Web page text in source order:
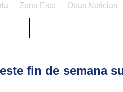
Zona Este Otras Noticias
fin de semana